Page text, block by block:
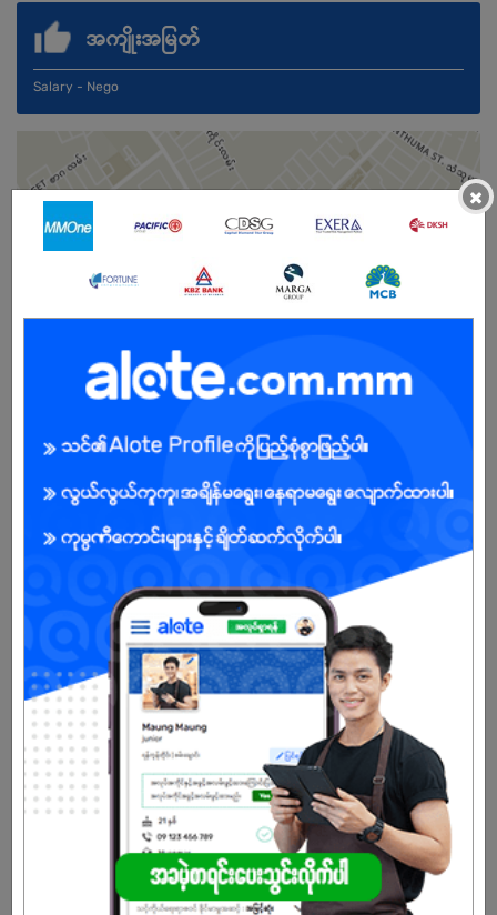
အကျိုးအမြတ်
Salary - Nego
အခွင့်အရေးရှိသူ : ကျား/မ
သက်တမ်းကုန်သွားပါပြီ
အကောင့်မရှိသေးဘူးလား?
မှတ်ပုံတင်မယ်
နောက်ထပ်အလားတူအလုပ်များ
Shop Supervisor
iConic Casual & Sports
တောင်ဥက္ကလာ | ရန်ကုန်တိုင်း
Receptionist
OiAC Private Boarding High School
တောင်ဥက္ကလာ | ရန်ကုန်တိုင်း
×